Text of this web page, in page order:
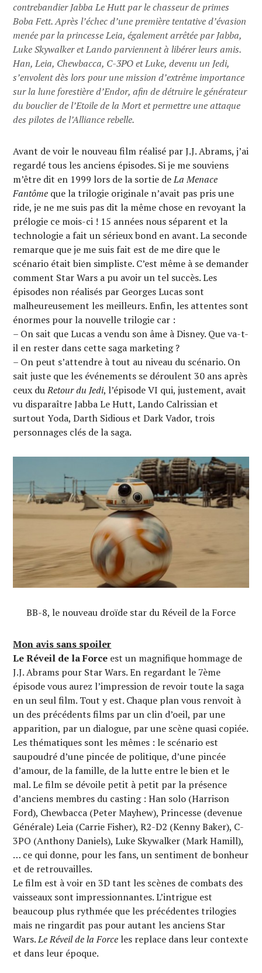
contrebandier Jabba Le Hutt par le chasseur de primes
Boba Fett. Après l’échec d’une première tentative d’évasion
menée par la princesse Leia, également arrêtée par Jabba,
Luke Skywalker et Lando parviennent à libérer leurs amis.
Han, Leia, Chewbacca, C-3PO et Luke, devenu un Jedi,
s’envolent dès lors pour une mission d’extrême importance
sur la lune forestière d’Endor, afin de détruire le générateur
du bouclier de l’Etoile de la Mort et permettre une attaque
des pilotes de l’Alliance rebelle.
Avant de voir le nouveau film réalisé par J.J. Abrams, j’ai
regardé tous les anciens épisodes. Si je me souviens
m’être dit en 1999 lors de la sortie deLa Menace
Fantôme que la trilogie originale n’avait pas pris une
ride, je ne me suis pas dit la même chose en revoyant la
prélogie ce mois-ci ! 15 années nous séparent et la
technologie a fait un sérieux bond en avant. La seconde
remarque que je me suis fait est de me dire que le
scénario était bien simpliste. C’est même à se demander
comment Star Wars a pu avoir un tel succès. Les
épisodes non réalisés par Georges Lucas sont
malheureusement les meilleurs. Enfin, les attentes sont
énormes pour la nouvelle trilogie car :
– On sait que Lucas a vendu son âme à Disney. Que va-t-
il en rester dans cette saga marketing ?
– On peut s’attendre à tout au niveau du scénario. On
sait juste que les événements se déroulent 30 ans après
ceux duRetour du Jedi, l’épisode VI qui, justement, avait
vu disparaître Jabba Le Hutt, Lando Calrissian et
surtout Yoda, Darth Sidious et Dark Vador, trois
personnages clés de la saga.
BB-8, le nouveau droïde star du Réveil de la Force
Mon avis sans spoiler
Le Réveil de la Force est un magnifique hommage de
J.J. Abrams pour Star Wars. En regardant le 7ème
épisode vous aurez l’impression de revoir toute la saga
en un seul film. Tout y est. Chaque plan vous renvoit à
un des précédents films par un clin d’oeil, par une
apparition, par un dialogue, par une scène quasi copiée.
Les thématiques sont les mêmes : le scénario est
saupoudré d’une pincée de politique, d’une pincée
d’amour, de la famille, de la lutte entre le bien et le
mal. Le film se dévoile petit à petit par la présence
d’anciens membres du casting : Han solo (Harrison
Ford), Chewbacca (Peter Mayhew), Princesse (devenue
Générale) Leia (Carrie Fisher), R2-D2 (Kenny Baker), C-
3PO (Anthony Daniels), Luke Skywalker (Mark Hamill),
… ce qui donne, pour les fans, un sentiment de bonheur
et de retrouvailles.
Le film est à voir en 3D tant les scènes de combats des
vaisseaux sont impressionnantes. L’intrigue est
beaucoup plus rythmée que les précédentes trilogies
mais ne ringardit pas pour autant les anciens Star
Wars.Le Réveil de la Force les replace dans leur contexte
et dans leur époque.